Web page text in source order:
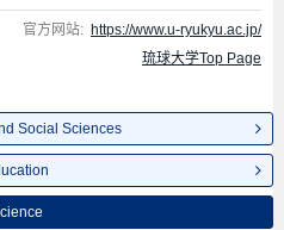
官方网站: https://www.u-ryukyu.ac.jp/
琉球大学Top Page
Social Sciences